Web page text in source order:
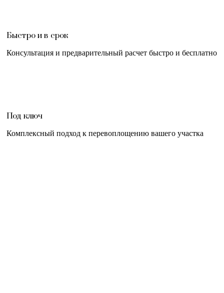
Быстро и в срок
Консультация и предварительный расчет быстро и бесплатно
Под ключ
Комплексный подход к перевоплощению вашего участка